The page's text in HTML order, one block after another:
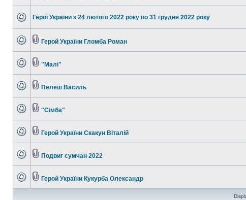
Герої України з 24 лютого 2022 року по 31 грудня 2022 року
Герой України Гломба Роман
"Малі"
Пелеш Василь
"Сімба"
Герой України Скакун Віталій
Подвиг сумчан 2022
Герой України Кукурба Олександр